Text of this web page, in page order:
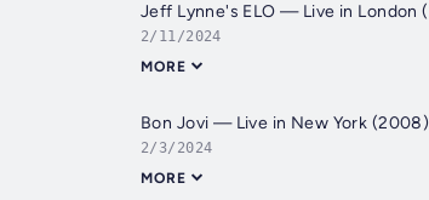
Jeff Lynne's ELO — Live in London
2/11/2024
MORE
Bon Jovi — Live in New York
2/3/2024
MORE